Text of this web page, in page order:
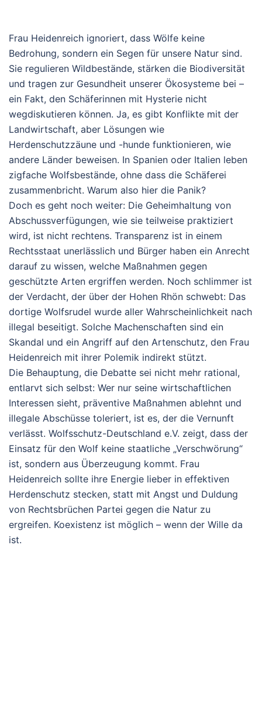
Frau Heidenreich ignoriert, dass Wölfe keine
Bedrohung, sondern ein Segen für unsere Natur sind.
Sie regulieren Wildbestände, stärken die Biodiversität
und tragen zur Gesundheit unserer Ökosysteme bei –
ein Fakt, den Schäferinnen mit Hysterie nicht
wegdiskutieren können. Ja, es gibt Konflikte mit der
Landwirtschaft, aber Lösungen wie
Herdenschutzzäune und -hunde funktionieren, wie
andere Länder beweisen. In Spanien oder Italien leben
zigfache Wolfsbestände, ohne dass die Schäferei
zusammenbricht. Warum also hier die Panik?
Doch es geht noch weiter: Die Geheimhaltung von
Abschussverfügungen, wie sie teilweise praktiziert
wird, ist nicht rechtens. Transparenz ist in einem
Rechtsstaat unerlässlich und Bürger haben ein Anrecht
darauf zu wissen, welche Maßnahmen gegen
geschützte Arten ergriffen werden. Noch schlimmer ist
der Verdacht, der über der Hohen Rhön schwebt: Das
dortige Wolfsrudel wurde aller Wahrscheinlichkeit nach
illegal beseitigt. Solche Machenschaften sind ein
Skandal und ein Angriff auf den Artenschutz, den Frau
Heidenreich mit ihrer Polemik indirekt stützt.
Die Behauptung, die Debatte sei nicht mehr rational,
entlarvt sich selbst: Wer nur seine wirtschaftlichen
Interessen sieht, präventive Maßnahmen ablehnt und
illegale Abschüsse toleriert, ist es, der die Vernunft
verlässt. Wolfsschutz-Deutschland e.V. zeigt, dass der
Einsatz für den Wolf keine staatliche „Verschwörung“
ist, sondern aus Überzeugung kommt. Frau
Heidenreich sollte ihre Energie lieber in effektiven
Herdenschutz stecken, statt mit Angst und Duldung
von Rechtsbrüchen Partei gegen die Natur zu
ergreifen. Koexistenz ist möglich – wenn der Wille da
ist.